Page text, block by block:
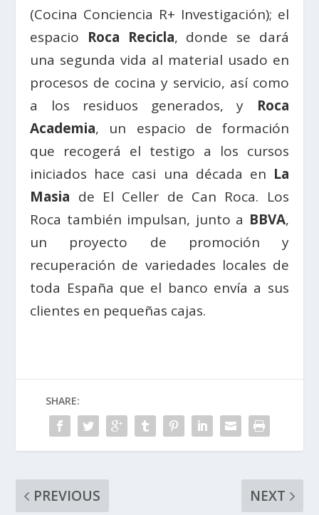
(Cocina Conciencia R+ Investigación); el
espacio Roca Recicla, donde se dará
una segunda vida al material usado en
procesos de cocina y servicio, así como
a los residuos generados, y Roca
Academia, un espacio de formación
que recogerá el testigo a los cursos
iniciados hace casi una década en La
Masia de El Celler de Can Roca. Los
Roca también impulsan, junto a BBVA,
un proyecto de promoción y
recuperación de variedades locales de
toda España que el banco envía a sus
clientes en pequeñas cajas.
SHARE:
PREVIOUS
NEXT